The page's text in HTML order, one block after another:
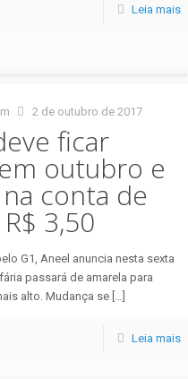
Leia mais
2 de outubro de 2017
ficar
outubro e
conta de
3,50
G1, Aneel anuncia nesta sexta
passará de amarela para
alto. Mudança se […]
Leia mais